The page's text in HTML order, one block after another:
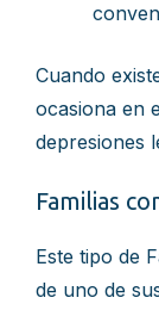
Cuando
ocasiona en
depresiones
Familias
Este tipo de
de uno de